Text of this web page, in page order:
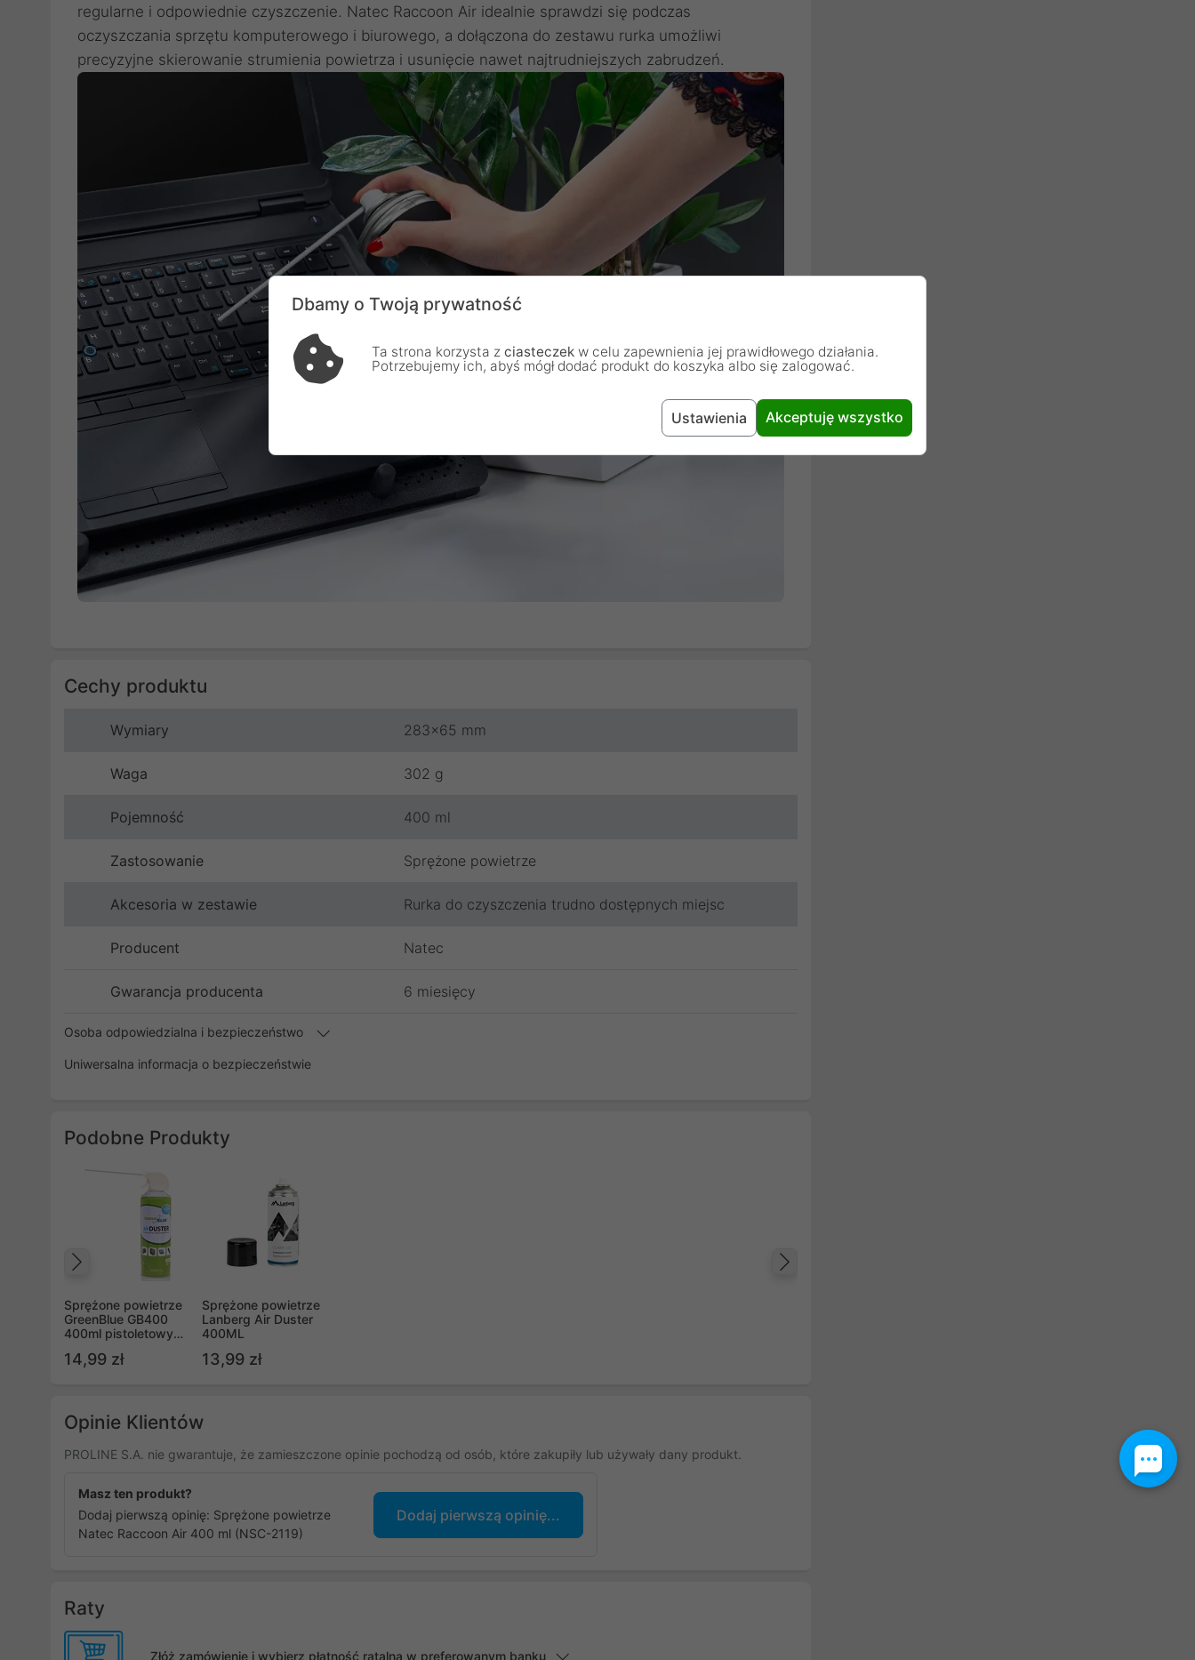
regularne i odpowiednie czyszczenie. Natec Raccoon Air idealnie sprawdzi się podczas
oczyszczania sprzętu komputerowego i biurowego, a dołączona do zestawu rurka umożliwi
precyzyjne skierowanie strumienia powietrza i usunięcie nawet najtrudniejszych zabrudzeń.
Cechy produktu
Wymiary 283x65 mm
Waga 302 g
Pojemność 400 ml
Zastosowanie Sprężone powietrze
Akcesoria w zestawie Rurka do czyszczenia trudno dostępnych miejsc
Producent Natec
Gwarancja producenta 6 miesięcy
Osoba odpowiedzialna i bezpieczeństwo
Uniwersalna informacja o bezpieczeństwie
Podobne Produkty
Sprężone powietrze
GreenBlue GB400
400ml pistoletowy
spray
14,99 zł
Sprężone powietrze
Lanberg Air Duster
400ML
13,99 zł
Poprzedni
Opinie Klientów
PROLINE S.A. nie gwarantuje, że zamieszczone opinie pochodzą od osób, które zakupiły lub używały dany produkt.
Masz ten produkt?
Dodaj pierwszą opinię: Sprężone powietrze
Natec Raccoon Air 400 ml (NSC-2119)
Dodaj pierwszą opinię...
Raty
Złóż zamówienie i wybierz płatność ratalną w preferowanym banku
Dbamy o Twoją prywatność
Ta strona korzysta z ciasteczek w celu zapewnienia jej prawidłowego działania.
Potrzebujemy ich, abyś mógł dodać produkt do koszyka albo się zalogować.
Ustawienia Akceptuję wszystko